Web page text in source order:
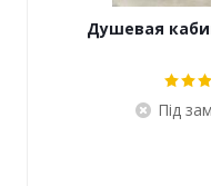
Душевая
Під